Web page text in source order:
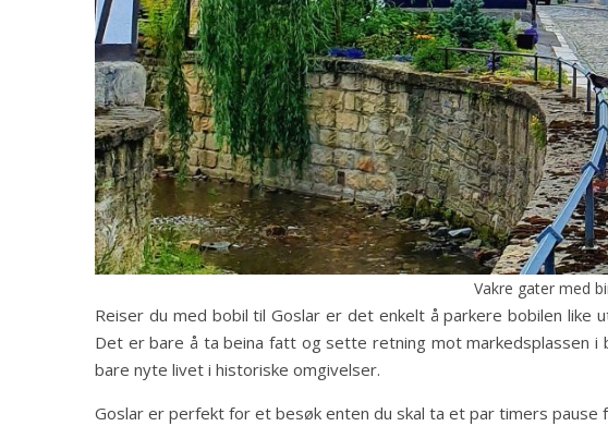
Vakre gater med
Reiser du med bobil til Goslar er det enkelt å parkere bobilen
Det er bare å ta beina fatt og sette retning mot markedsplassen i
bare nyte livet i historiske omgivelser.
Goslar er perfekt for et besøk enten du skal ta et par timers